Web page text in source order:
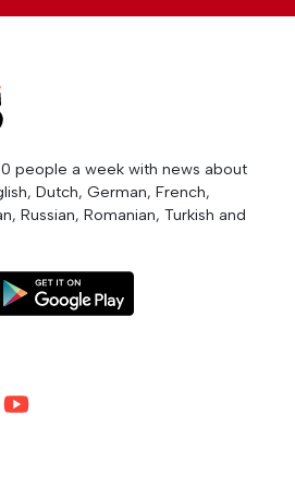
people a week with news about
Dutch, German, French,
Russian, Romanian, Turkish and